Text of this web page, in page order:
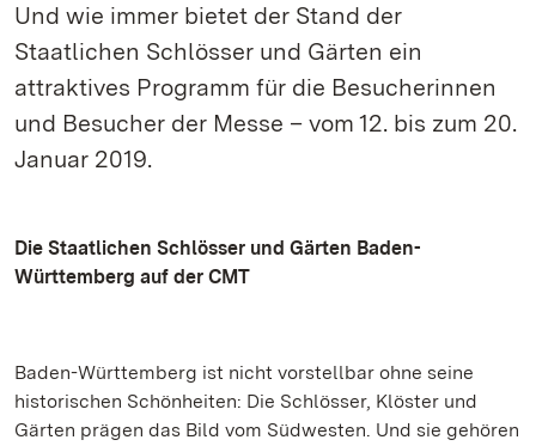
Und wie immer bietet der Stand der
Staatlichen Schlösser und Gärten ein
attraktives Programm für die Besucherinnen
und Besucher der Messe – vom 12. bis zum 20.
Januar 2019.
Die Staatlichen Schlösser und Gärten Baden-
Württemberg auf der CMT
Baden-Württemberg ist nicht vorstellbar ohne seine
historischen Schönheiten: Die Schlösser, Klöster und
Gärten prägen das Bild vom Südwesten. Und sie gehören